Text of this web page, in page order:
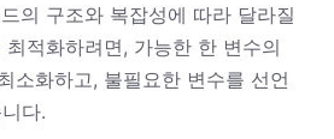
의 구조와 복잡성에 따라 달라질
적화하려면, 가능한 한 변수의
소화하고, 불필요한 변수를 선언
다.